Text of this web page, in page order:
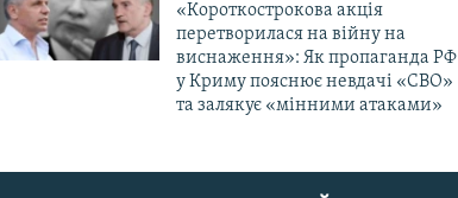
«Короткострокова акція
перетворилася на війну на
виснаження»: Як пропаганда РФ
у Криму пояснює невдачі «СВО»
та залякує «мінними атаками»